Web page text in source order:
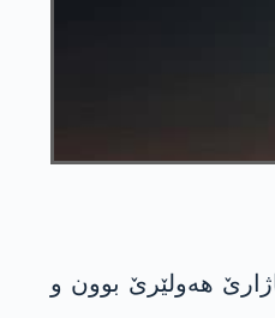
ھەولێرێ بوون و